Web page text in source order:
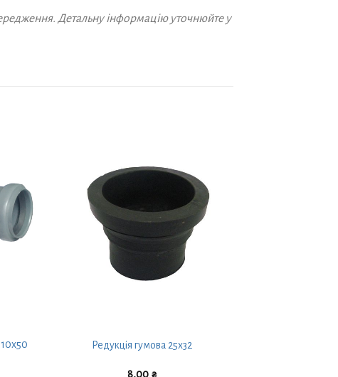
Детальну інформацію уточнюйте у
Редукція гумова 25х32
8,00 ₴